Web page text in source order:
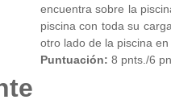
encuentra sobre la
piscina con toda su
otro lado de la piscina
Puntuación: 8 pnts./6